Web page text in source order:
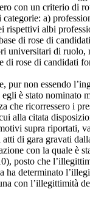
con un criterio di
categorie: a)
rispettivi albi
di rose di
universitari di ruolo,
di rose di candidati
pur non essendo
è stato nominato
che ricorressero i
alla citata
supra riportati,
di gara gravati
con la quale è
posto che
ha determinato
con l’illegittimità